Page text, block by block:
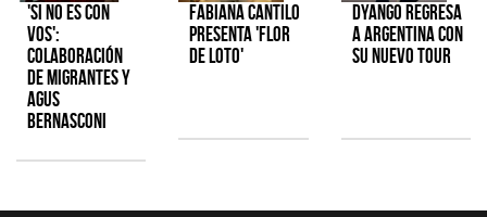
'Si No Es Con
Vos':
colaboración
de Migrantes y
Agus
Bernasconi
Fabiana Cantilo
presenta 'Flor
de Loto'
Dyango regresa
a Argentina con
su nuevo tour